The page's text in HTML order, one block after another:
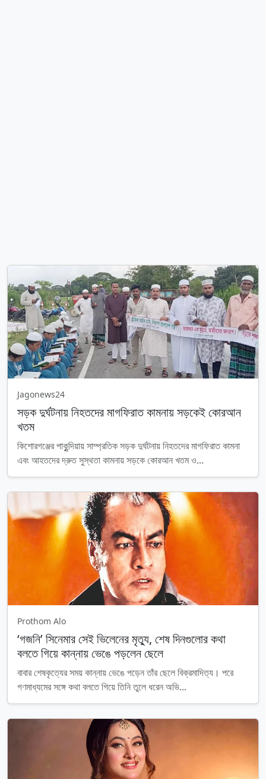
Jagonews24
সড়ক দুর্ঘটনায় নিহতদের মাগফিরাত কামনায় সড়কেই কোরআন
খতম
কিশোরগঞ্জের পাকুন্দিয়ায় সাম্প্রতিক সড়ক দুর্ঘটনায় নিহতদের মাগফিরাত কামনা
এবং আহতদের দ্রুত সুস্থতা কামনায় সড়কে কোরআন খতম ও...
Prothom Alo
‘গজনি’ সিনেমার সেই ভিলেনের মৃত্যু, শেষ দিনগুলোর কথা
বলতে গিয়ে কান্নায় ভেঙে পড়লেন ছেলে
বাবার শেষকৃত্যের সময় কান্নায় ভেঙে পড়েন তাঁর ছেলে বিক্রমাদিত্য। পরে
গণমাধ্যমের সঙ্গে কথা বলতে গিয়ে তিনি তুলে ধরেন অভি...